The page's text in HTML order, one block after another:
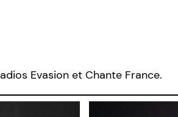
Evasion et Chante France.